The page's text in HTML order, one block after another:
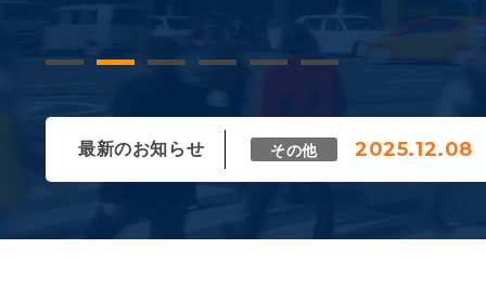
1 2 3 4
最新のお知らせ
2025.12.09
その他 2025.12.08